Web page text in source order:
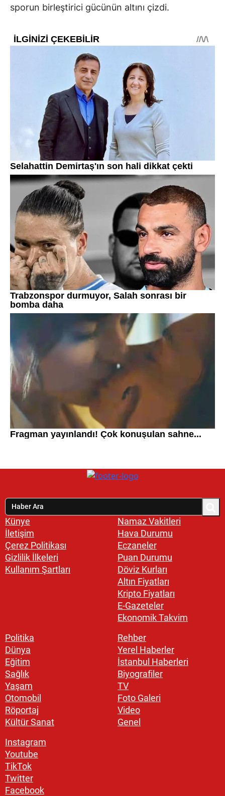
sporun birleştirici gücünün altını çizdi.
Künye
İletişim
Çerez Politikası
Gizlilik İlkeleri
Kullanım Şartları
Namaz Vakitleri
Hava Durumu
Eczaneler
Puan Durumu
Döviz Kurları
Altın Fiyatları
Kripto Fiyatları
E-Gazeteler
Ekonomik Takvim
Politika
Dünya
Eğitim
Sağlık
Yaşam
Otomobil
Röportaj
Kültür Sanat
Rehber
Yerel Haberler
İstanbul Haberleri
Biyografiler
TV
Foto Galeri
Video
Genel
Instagram
Youtube
TikTok
Twitter
Facebook